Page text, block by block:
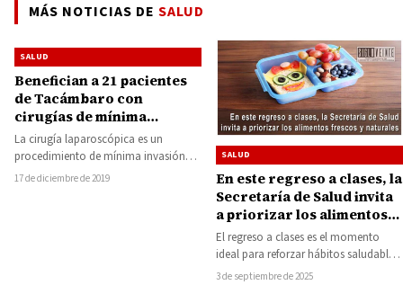
MÁS NOTICIAS DE SALUD
SALUD
Benefician a 21 pacientes
de Tacámbaro con
cirugías de mínima
invasión
La cirugía laparoscópica es un
procedimiento de mínima invasión
para tratar varios problemas de salud,
17 de diciembre de 2019
SALUD
En este regreso a clases, la
Secretaría de Salud invita
a priorizar los alimentos
frescos y naturales
El regreso a clases es el momento
ideal para reforzar hábitos saludables,
por lo que la Secretaría de…
3 de septiembre de 2025